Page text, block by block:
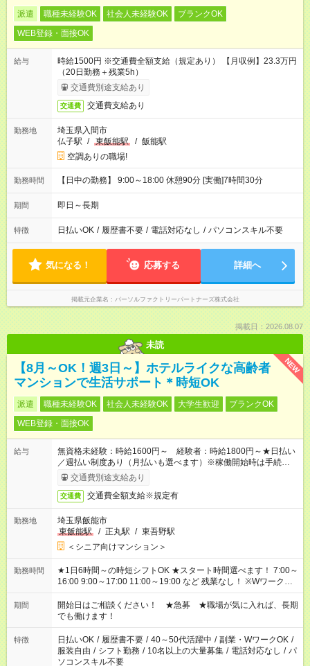
派遣 職種未経験OK 社会人未経験OK
ブランクOK
WEB登録・面接OK
給与
時給1500円 ※交通費全額支給（規定あり） 【月収例】23.3万円
（20日勤務＋残業5h）
交通費別途支給あり
交通費 交通費支給あり
勤務地
埼玉県入間市
仏子駅 / 東飯能駅 / 飯能駅
空調ありの職場!
勤務時間 【日中の勤務】 9:00～18:00 休憩90分 [実働]7時間30分
期間 即日～長期
特徴 日払いOK / 履歴書不要 / 電話対応なし / パソコンスキル不要
気になる！ 応募する 詳細へ
掲載元企業名 パーソルファクトリーパートナーズ株式会社
掲載日：2026.08.07
未読
NEW
【8月～OK！週3日～】ホテルライクな高齢者
マンションで生活サポート＊時短OK
派遣 職種未経験OK 社会人未経験OK 大学生歓迎
ブランクOK
WEB登録・面接OK
給与
無資格未経験：時給1600円～ 経験者：時給1800円～★日払い
／週払い制度あり（月払いも選べます）※稼働開始時は手続き完
了次第のお支払いとなります。
交通費別途支給あり
交通費 交通費全額支給※規定有
勤務地
埼玉県飯能市
東飯能駅
/ 正丸駅 / 東吾野駅
＜シニア向けマンション＞
勤務時間
★1日6時間～の時短シフトOK ★スタート時間選べます！ 7:00～
16:00 9:00～17:00 11:00～19:00 など 残業なし！ ※Wワークの
場合、他のお仕事と合わせ週40時間超の就業はご案内できませ
ん ※法令に基づき、週20時間以上勤務は社会保険への加入対象
となります ※労働者派遣法（日雇い派遣の原則禁止）により、
短時間・短期間の就業はご案内が難しい場合があります
期間
開始日はご相談ください！ ★急募 ★職場が気に入れば、長期
でも働けます！
特徴 日払いOK / 履歴書不要 / 40～50代活躍中 / 副業・WワークOK /
服装自由 / シフト勤務 / 10名以上の大量募集 / 電話対応なし / パ
ソコンスキル不要